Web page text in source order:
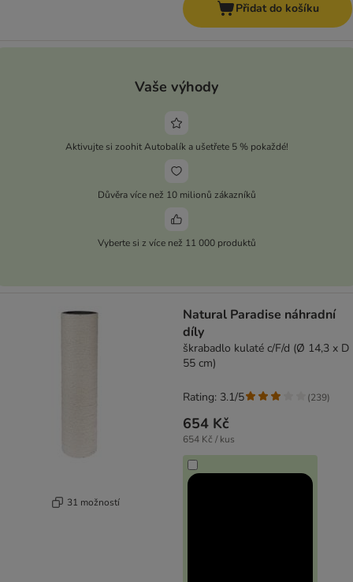
Přidat do košíku
Vaše výhody
Aktivujte si zoohit Autobalík a ušetřete 5 % pokaždé!
Důvěra více než 10 milionů zákazníků
Vyberte si z více než 11 000 produktů
31 možností
Natural Paradise náhradní
díly
škrabadlo kulaté c/F/d (Ø 14,3 x D
55 cm)
654 Kč
654 Kč / kus
Rating: 3.1/5 (239)